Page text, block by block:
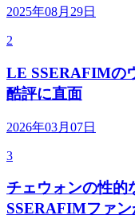
2025年08月29日
2
LE SSERAFIMの
酷評に直面
2026年03月07日
3
チェウォンの性的
SSERAFIMファ